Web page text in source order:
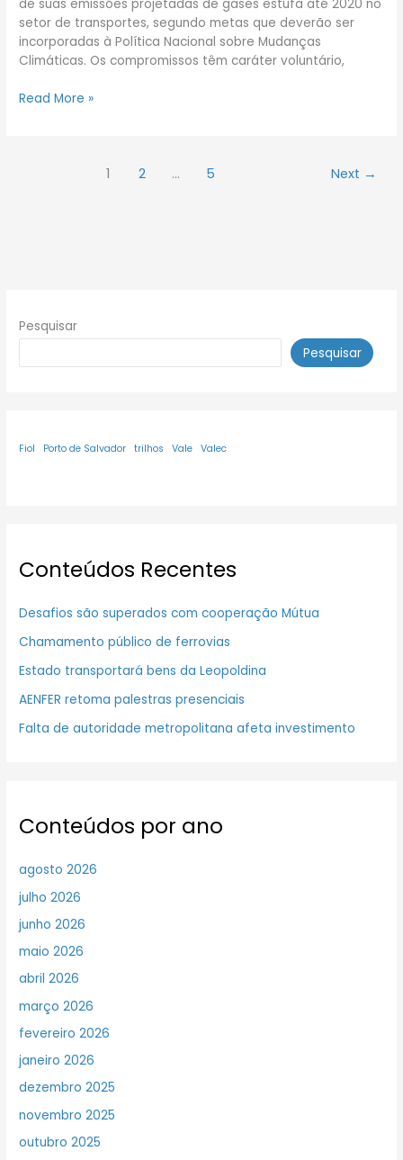
de suas emissões projetadas de gases estufa até 2020 no
setor de transportes, segundo metas que deverão ser
incorporadas à Política Nacional sobre Mudanças
Climáticas. Os compromissos têm caráter voluntário,
Read More »
1 2 … 5 Next →
Pesquisar
Pesquisar
Fiol Porto de Salvador trilhos Vale Valec
Conteúdos Recentes
Desafios são superados com cooperação Mútua
Chamamento público de ferrovias
Estado transportará bens da Leopoldina
AENFER retoma palestras presenciais
Falta de autoridade metropolitana afeta investimento
Conteúdos por ano
agosto 2026
julho 2026
junho 2026
maio 2026
abril 2026
março 2026
fevereiro 2026
janeiro 2026
dezembro 2025
novembro 2025
outubro 2025